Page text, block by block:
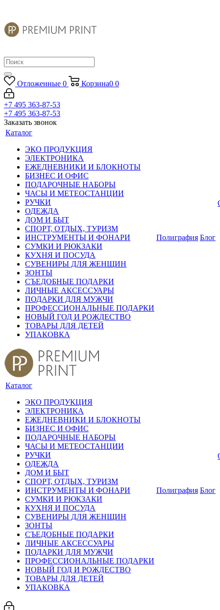
Отложенные 0 Корзина0 0
+7 495 363-87-53
+7 495 363-87-53
Заказать звонок
Каталог
ЭКО ПРОДУКЦИЯ
ЭЛЕКТРОНИКА
ЕЖЕДНЕВНИКИ И БЛОКНОТЫ
БИЗНЕС И ОФИС
ПОДАРОЧНЫЕ НАБОРЫ
ЧАСЫ И МЕТЕОСТАНЦИИ
РУЧКИ
ОДЕЖДА
ДОМ И БЫТ
СПОРТ, ОТДЫХ, ТУРИЗМ
ИНСТРУМЕНТЫ И ФОНАРИ
СУМКИ И РЮКЗАКИ
КУХНЯ И ПОСУДА
СУВЕНИРЫ ДЛЯ ЖЕНЩИН
ЗОНТЫ
СЪЕДОБНЫЕ ПОДАРКИ
ЛИЧНЫЕ АКСЕССУАРЫ
ПОДАРКИ ДЛЯ МУЖЧИ
ПРОФЕССИОНАЛЬНЫЕ ПОДАРКИ
НОВЫЙ ГОД И РОЖДЕСТВО
ТОВАРЫ ДЛЯ ДЕТЕЙ
УПАКОВКА
Полиграфия Блог
Каталог
ЭКО ПРОДУКЦИЯ
ЭЛЕКТРОНИКА
ЕЖЕДНЕВНИКИ И БЛОКНОТЫ
БИЗНЕС И ОФИС
ПОДАРОЧНЫЕ НАБОРЫ
ЧАСЫ И МЕТЕОСТАНЦИИ
РУЧКИ
ОДЕЖДА
ДОМ И БЫТ
СПОРТ, ОТДЫХ, ТУРИЗМ
ИНСТРУМЕНТЫ И ФОНАРИ
СУМКИ И РЮКЗАКИ
КУХНЯ И ПОСУДА
СУВЕНИРЫ ДЛЯ ЖЕНЩИН
ЗОНТЫ
СЪЕДОБНЫЕ ПОДАРКИ
ЛИЧНЫЕ АКСЕССУАРЫ
ПОДАРКИ ДЛЯ МУЖЧИ
ПРОФЕССИОНАЛЬНЫЕ ПОДАРКИ
НОВЫЙ ГОД И РОЖДЕСТВО
ТОВАРЫ ДЛЯ ДЕТЕЙ
УПАКОВКА
Полиграфия Блог